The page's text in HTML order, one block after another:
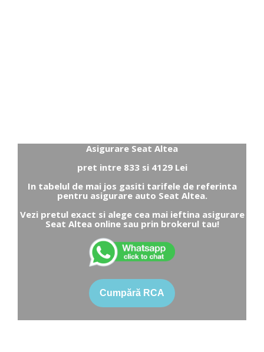
Asigurare Seat Altea
pret intre 833 si 4129 Lei
In tabelul de mai jos gasiti tarifele de referinta
pentru asigurare auto Seat Altea.
Vezi pretul exact si alege cea mai ieftina asigurare
Seat Altea online sau prin brokerul tau!
Cumpără RCA